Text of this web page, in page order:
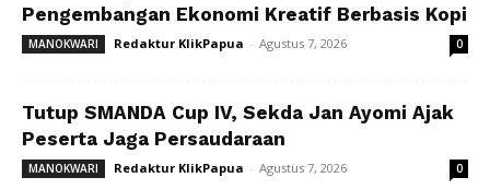
Pengembangan Ekonomi Kreatif Berbasis Kopi
MANOKWARI Redaktur KlikPapua - Agustus 7, 2026 0
Tutup SMANDA Cup IV, Sekda Jan Ayomi Ajak
Peserta Jaga Persaudaraan
MANOKWARI Redaktur KlikPapua - Agustus 7, 2026 0